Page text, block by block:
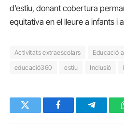
d’estiu, donant cobertura
equitativa en el lleure a infants i
Activitats extraescolars
Educació
educació360
estiu Inclusió
Twitter FacebookTelegram